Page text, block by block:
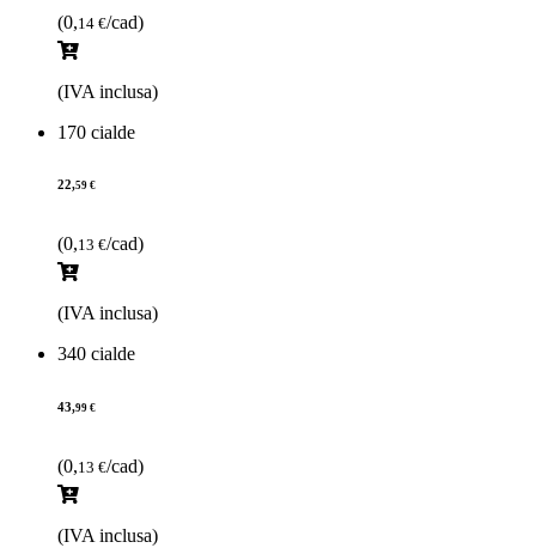
(0,14 €/cad)
(IVA inclusa)
170 cialde
22,59 €
(0,13 €/cad)
(IVA inclusa)
340 cialde
43,99 €
(0,13 €/cad)
(IVA inclusa)